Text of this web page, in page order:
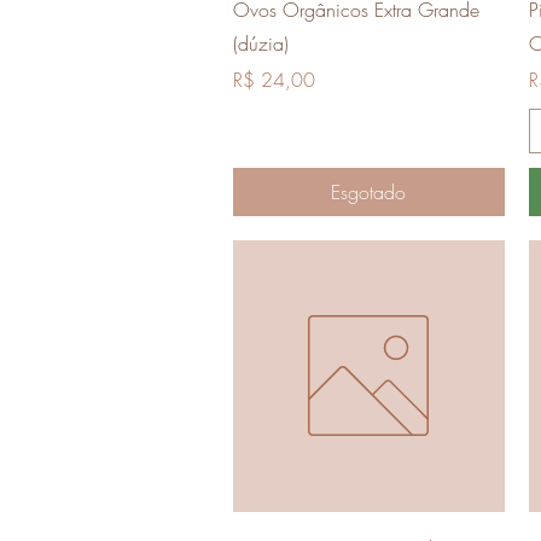
Ovos Orgânicos Extra Grande
(dúzia)
Preço
R$ 24,00
Esgotado